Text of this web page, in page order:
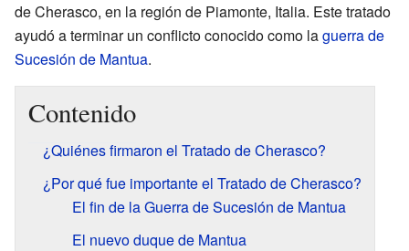
de Cherasco, en la región de Piamonte, Italia. Este tratado
ayudó a terminar un conflicto conocido como laguerra de
Sucesión de Mantua.
Contenido
¿Quiénes firmaron el Tratado de Cherasco?
¿Por qué fue importante el Tratado de Cherasco?
El fin de la Guerra de Sucesión de Mantua
El nuevo duque de Mantua